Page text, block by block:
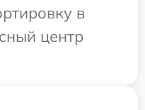
в
центр